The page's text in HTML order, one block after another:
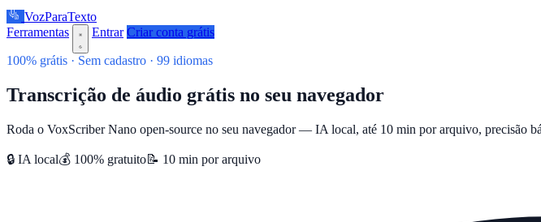
VozParaTexto
Ferramentas
Entrar Criar conta grátis
100% grátis · Sem cadastro · 99 idiomas
Transcrição de áudio grátis no seu navegador
Roda o VoxScriber Nano open-source no seu navegador — IA local, até 10 min por arquivo, precisão
🔒 IA local💰 100% gratuito📝 10 min por arquivo